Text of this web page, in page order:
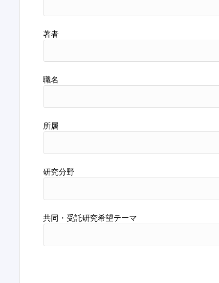
著者
職名
所属
研究分野
共同・受託研究希望テーマ